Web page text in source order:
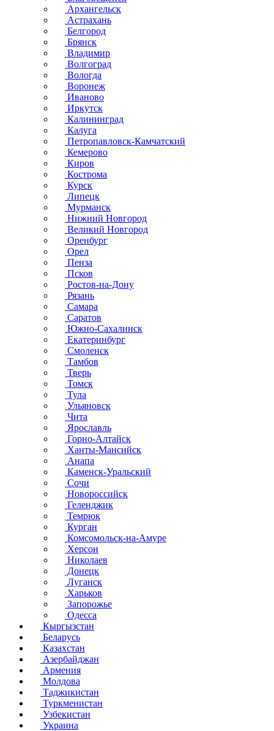
Архангельск
Астрахань
Белгород
Брянск
Владимир
Волгоград
Вологда
Воронеж
Иваново
Иркутск
Калининград
Калуга
Петропавловск-Камчатский
Кемерово
Киров
Кострома
Курск
Липецк
Мурманск
Нижний Новгород
Великий Новгород
Оренбург
Орел
Пенза
Псков
Ростов-на-Дону
Рязань
Самара
Саратов
Южно-Сахалинск
Екатеринбург
Смоленск
Тамбов
Тверь
Томск
Тула
Ульяновск
Чита
Ярославль
Горно-Алтайск
Ханты-Мансийск
Анапа
Каменск-Уральский
Сочи
Новороссийск
Геленджик
Темрюк
Курган
Комсомольск-на-Амуре
Херсон
Николаев
Донецк
Луганск
Харьков
Запорожье
Одесса
Кыргызстан
Беларусь
Казахстан
Азербайджан
Армения
Молдова
Таджикистан
Туркменистан
Узбекистан
Украина